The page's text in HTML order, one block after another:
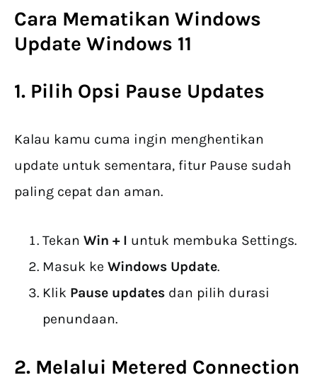
Cara Mematikan Windows
Update Windows 11
1. Pilih Opsi Pause Updates
Kalau kamu cuma ingin menghentikan
update untuk sementara, fitur Pause sudah
paling cepat dan aman.
Tekan Win + I untuk membuka Settings.
Masuk ke Windows Update.
Klik Pause updates dan pilih durasi
penundaan.
2. Melalui Metered Connection